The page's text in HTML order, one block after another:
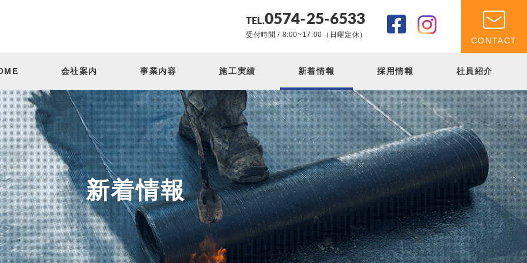
TEL.0574-25-6533
受付時間 / 8:00~17:00（日曜定休）
CONTACT
会社案内 事業内容 施工実績 新着情報 採用情報 社員紹介
新着情報